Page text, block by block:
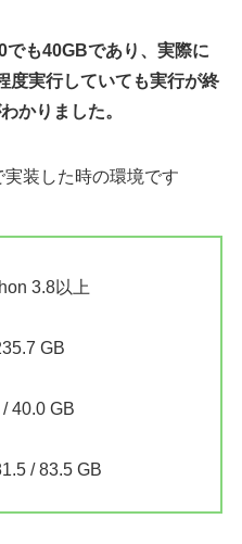
も40GBであり、実際に
度実行していても実行が終
かりました。
装した時の環境です
3.8以上
GB
40.0 GB
/ 83.5 GB